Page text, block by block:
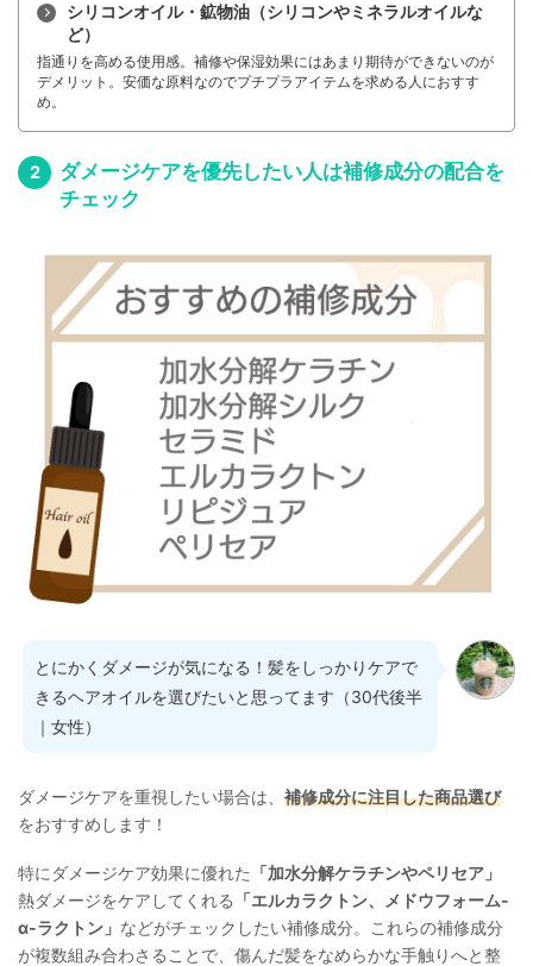
シリコンオイル・鉱物油（シリコンやミネラルオイルな
ど）
指通りを高める使用感。補修や保湿効果にはあまり期待ができないのが
デメリット。安価な原料なのでプチプラアイテムを求める人におすす
め。
ダメージケアを優先したい人は補修成分の配合を
チェック
とにかくダメージが気になる！髪をしっかりケアで
きるヘアオイルを選びたいと思ってます（30代後半
｜女性）
ダメージケアを重視したい場合は、 補修成分に注目した商品選び
をおすすめします！
特にダメージケア効果に優れた 「加水分解ケラチンやペリセア」
熱ダメージをケアしてくれる 「エルカラクトン、メドウフォーム-
α-ラクトン」 などがチェックしたい補修成分。これらの補修成分
が複数組み合わさることで、傷んだ髪をなめらかな手触りへと整